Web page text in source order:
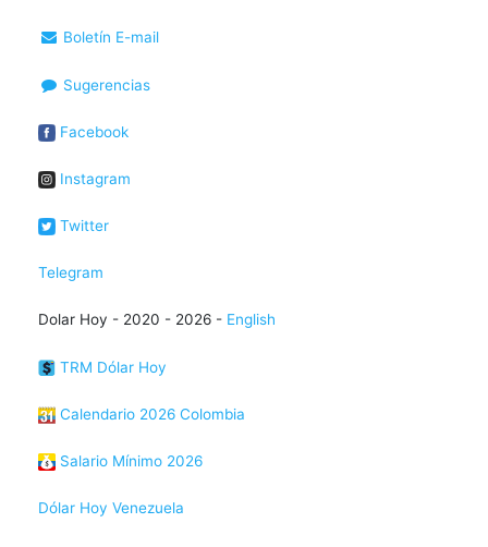
Boletín E-mail
Sugerencias
Facebook
Instagram
Twitter
Telegram
Dolar Hoy - 2020 - 2026 - English
TRM Dólar Hoy
Calendario 2026 Colombia
Salario Mínimo 2026
Dólar Hoy Venezuela